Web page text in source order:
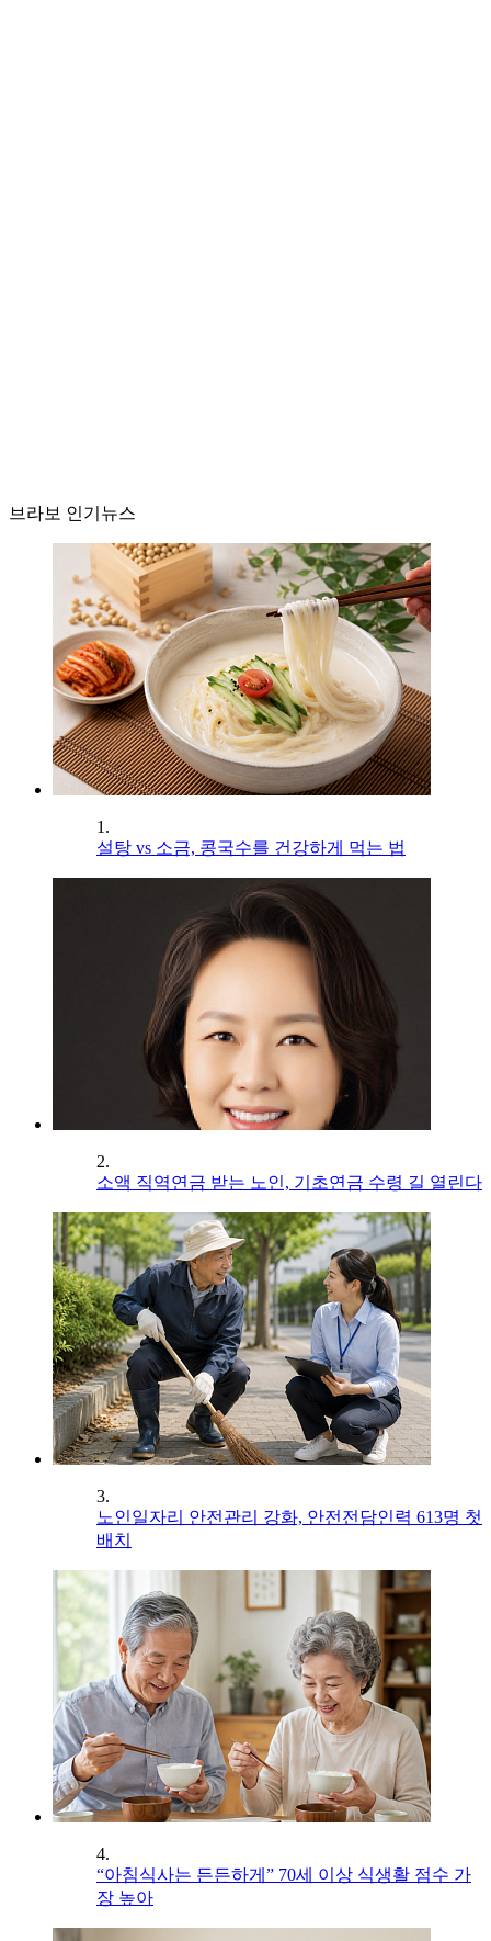
브라보 인기뉴스
1.
설탕 vs 소금, 콩국수를 건강하게 먹는 법
2.
소액 직역연금 받는 노인, 기초연금 수령 길 열린다
3.
노인일자리 안전관리 강화, 안전전담인력 613명 첫
배치
4.
“아침식사는 든든하게” 70세 이상 식생활 점수 가
장 높아